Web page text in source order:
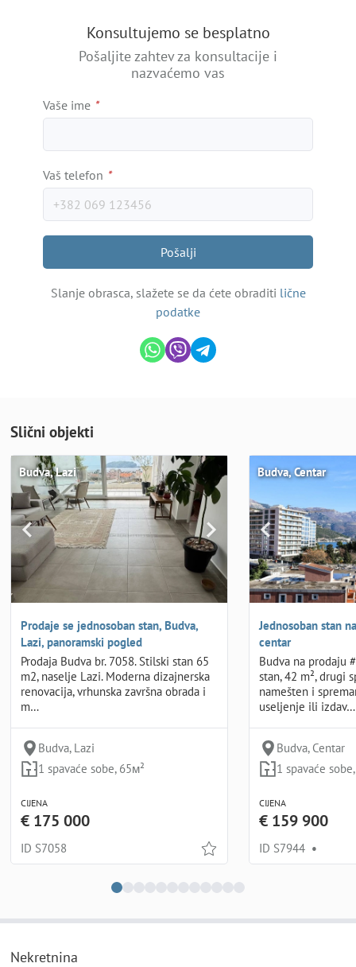
Konsultujemo se besplatno
Pošaljite zahtev za konsultacije i
nazvaćemo vas
Vaše ime *
Vaš telefon *
Pošalji
Slanje obrasca, slažete se da ćete obraditi lične
podatke
Slični objekti
Budva, Lazi
Prodaje se jednosoban stan, Budva,
Lazi, panoramski pogled
Prodaja Budva br. 7058. Stilski stan 65
m2, naselje Lazi. Moderna dizajnerska
renovacija, vrhunska završna obrada i
m…
Budva, Lazi
1 spavaće sobe, 65м²
CIJENA
€ 175 000
ID S7058
Budva, Centar
Jednosoban stan
centar
Budva na prodaju
stan, 42 m², drugi
namešten i
useljenje ili izdav…
Budva, Centar
1 spavaće
CIJENA
€ 159 900
ID S7944 •
Nekretnina